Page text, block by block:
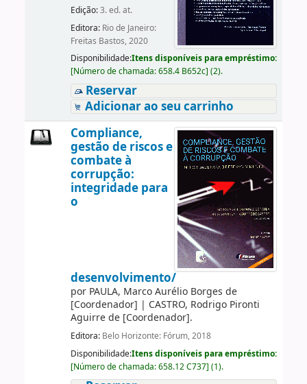
Edição:3. ed. at.
Editora: Rio de Janeiro:
Freitas Bastos, 2020
Disponibilidade:Itens disponíveis para empréstimo:
[Número de chamada:658.4 B652c] (2).
Reservar
Adicionar ao seu carrinho
Compliance,
gestão de riscos e
combate à
corrupção:
integridade para
o
desenvolvimento/
por PAULA, Marco Aurélio Borges de
[Coordenador] | CASTRO, Rodrigo Pironti
Aguirre de[Coordenador].
Editora: Belo Horizonte: Fórum, 2018
Disponibilidade:Itens disponíveis para empréstimo:
[Número de chamada:658.12 C737] (1).